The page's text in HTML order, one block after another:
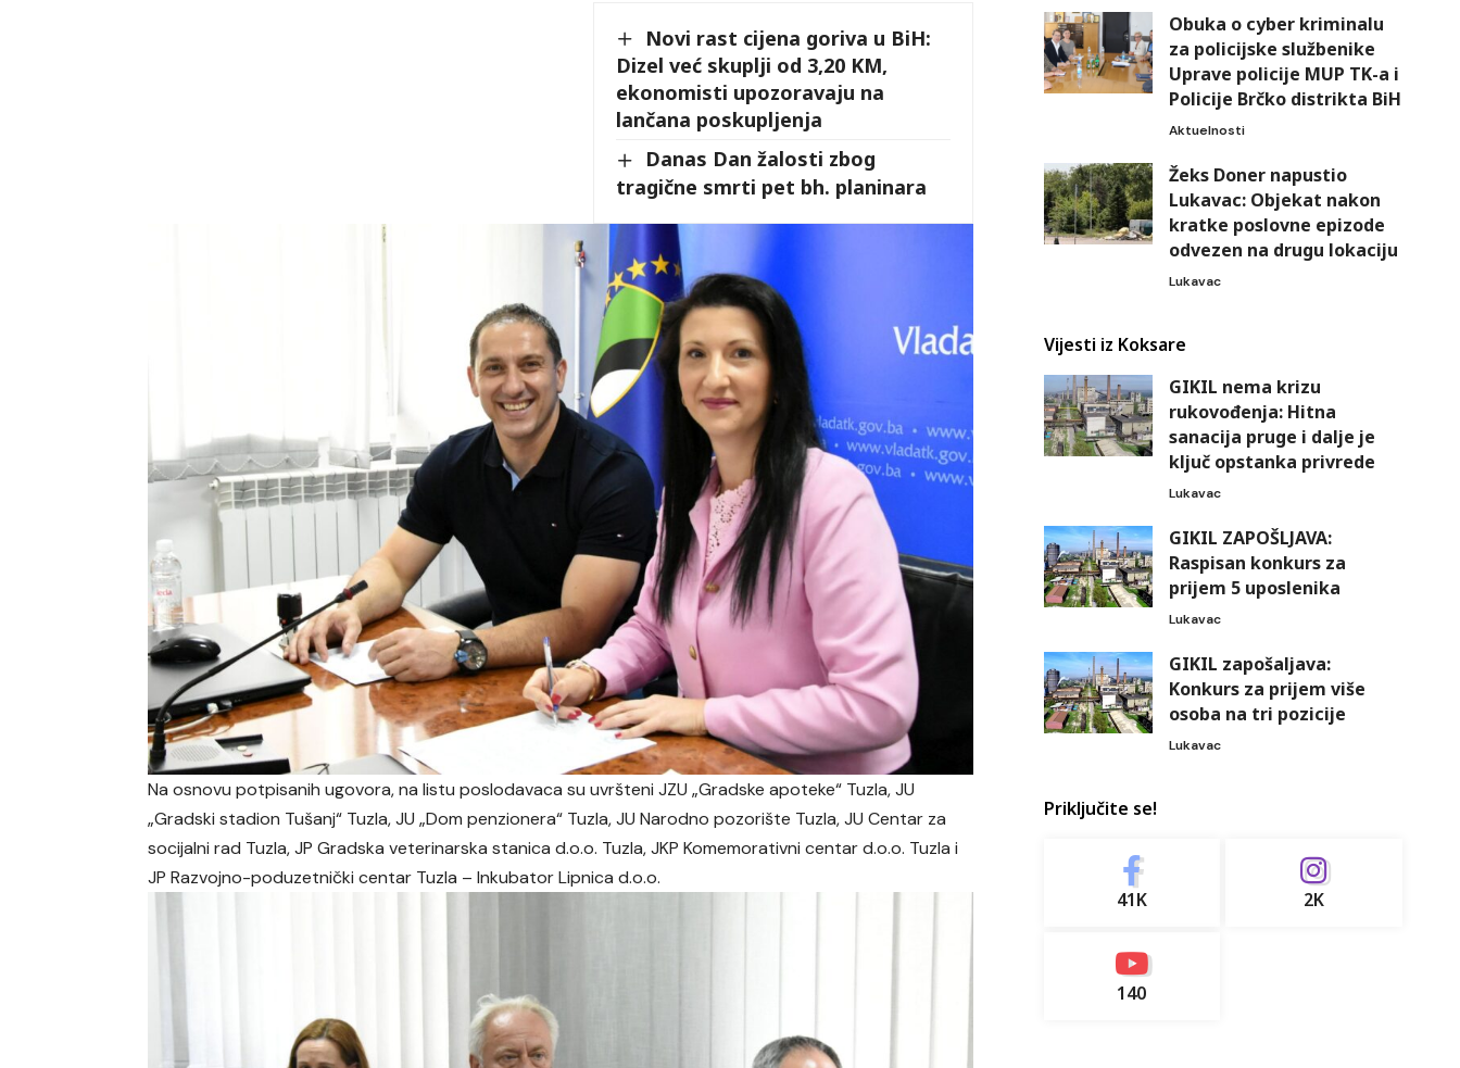
Novi rast cijena goriva u BiH:
Dizel već skuplji od 3,20 KM,
ekonomisti upozoravaju na
lančana poskupljenja
Danas Dan žalosti zbog
tragične smrti pet bh. planinara
Na osnovu potpisanih ugovora, na listu poslodavaca su uvršteni JZU „Gradske apoteke“ Tuzla, JU
„Gradski stadion Tušanj“ Tuzla, JU „Dom penzionera“ Tuzla, JU Narodno pozorište Tuzla, JU Centar za
socijalni rad Tuzla, JP Gradska veterinarska stanica d.o.o. Tuzla, JKP Komemorativni centar d.o.o. Tuzla i
JP Razvojno-poduzetnički centar Tuzla – Inkubator Lipnica d.o.o.
Obuka o cyber kriminalu
za policijske službenike
Uprave policije MUP TK-a i
Policije Brčko distrikta BiH
Aktuelnosti
Žeks Doner napustio
Lukavac: Objekat nakon
kratke poslovne epizode
odvezen na drugu lokaciju
Lukavac
Vijesti iz Koksare
GIKIL nema krizu
rukovođenja: Hitna
sanacija pruge i dalje je
ključ opstanka privrede
Lukavac
GIKIL ZAPOŠLJAVA:
Raspisan konkurs za
prijem 5 uposlenika
Lukavac
GIKIL zapošaljava:
Konkurs za prijem više
osoba na tri pozicije
Lukavac
Priključite se!
41K 2K
140